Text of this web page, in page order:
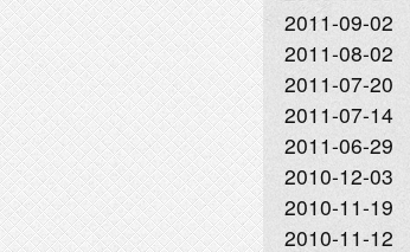
2011-09-02
2011-08-02
2011-07-20
2011-07-14
2011-06-29
2010-12-03
2010-11-19
2010-11-12